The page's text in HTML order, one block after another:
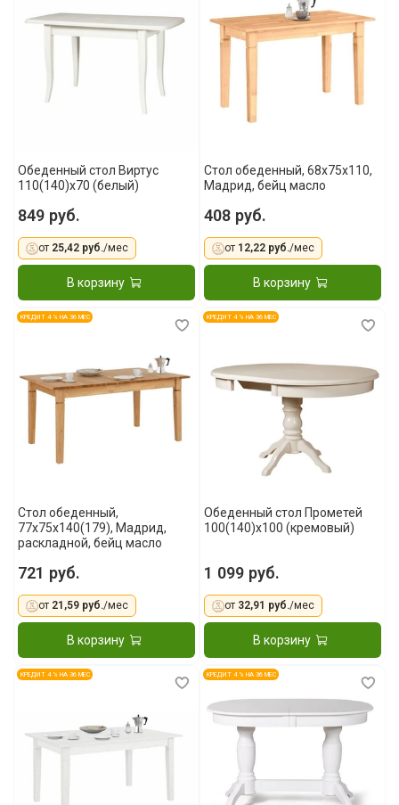
Обеденный стол Виртус
110(140)x70 (белый)
849 руб.
от 25,42 руб./мес
В корзину
Стол обеденный, 68x75x110,
Мадрид, бейц масло
408 руб.
от 12,22 руб./мес
В корзину
КРЕДИТ 4 % НА 36 МЕС
Стол обеденный,
77x75x140(179), Мадрид,
раскладной, бейц масло
721 руб.
от 21,59 руб./мес
В корзину
КРЕДИТ 4 % НА 36 МЕС
Обеденный стол Прометей
100(140)x100 (кремовый)
1 099 руб.
от 32,91 руб./мес
В корзину
КРЕДИТ 4 % НА 36 МЕС КРЕДИТ 4 % НА 36 МЕС